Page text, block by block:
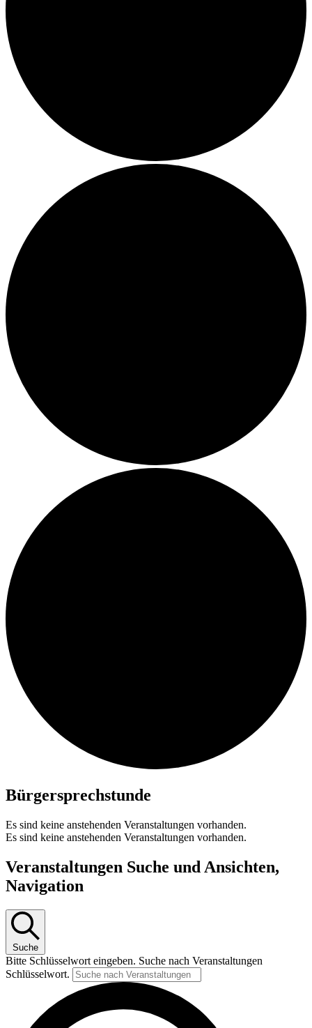
Bürgersprechstunde
Es sind keine anstehenden Veranstaltungen vorhanden.
Es sind keine anstehenden Veranstaltungen vorhanden.
Veranstaltungen Suche und Ansichten,
Navigation
Suche
Bitte Schlüsselwort eingeben. Suche nach Veranstaltungen
Schlüsselwort.